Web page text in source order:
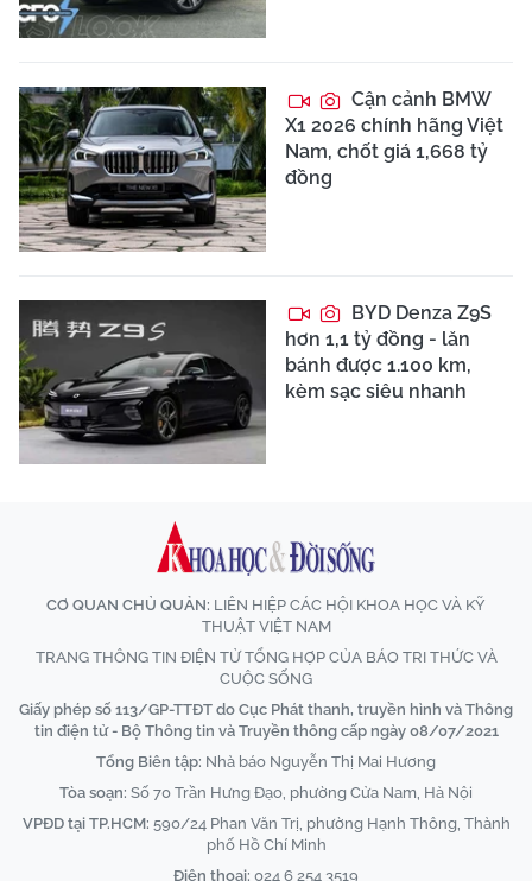
Cận cảnh BMW
X1 2026 chính hãng Việt
Nam, chốt giá 1,668 tỷ
đồng
BYD Denza Z9S
hơn 1,1 tỷ đồng - lăn
bánh được 1.100 km,
kèm sạc siêu nhanh
CƠ QUAN CHỦ QUẢN: LIÊN HIỆP CÁC HỘI KHOA HỌC VÀ KỸ
THUẬT VIỆT NAM
TRANG THÔNG TIN ĐIỆN TỬ TỔNG HỢP CỦA BÁO TRI THỨC VÀ
CUỘC SỐNG
Giấy phép số 113/GP-TTĐT do Cục Phát thanh, truyền hình và Thông
tin điện tử - Bộ Thông tin và Truyền thông cấp ngày 08/07/2021
Tổng Biên tập: Nhà báo Nguyễn Thị Mai Hương
Tòa soạn: Số 70 Trần Hưng Đạo, phường Cửa Nam, Hà Nội
VPĐD tại TP.HCM: 590/24 Phan Văn Trị, phường Hạnh Thông, Thành
phố Hồ Chí Minh
Điện thoại: 024 6 254 3519